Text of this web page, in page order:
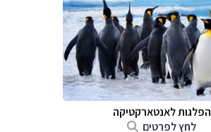
הפלגות לאנטארקטיקה
לחץ לפרטים